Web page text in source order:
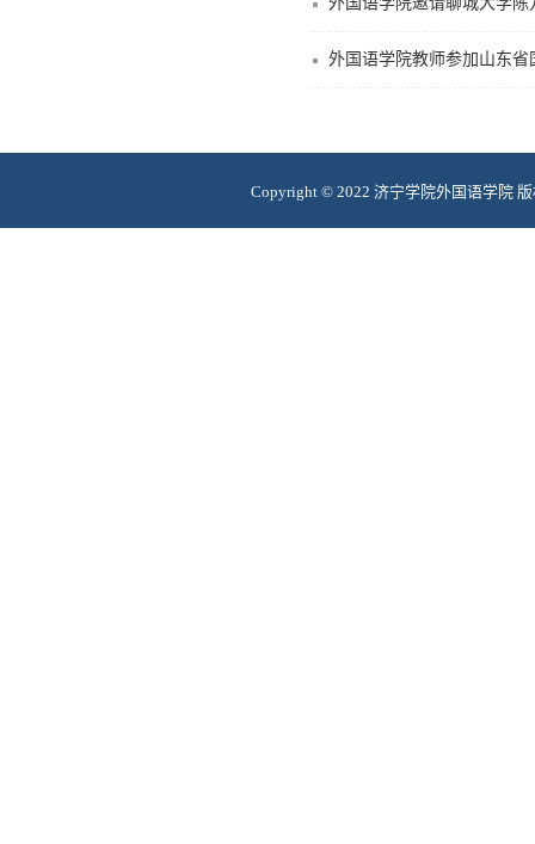
外国语学院教师参加山东省
Copyright © 2022济宁学院外国语学院